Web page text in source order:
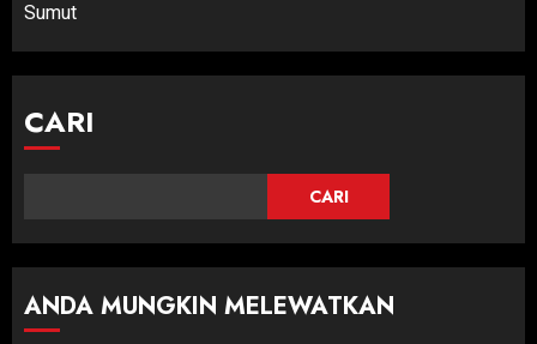
Sumut
CARI
CARI
ANDA MUNGKIN MELEWATKAN